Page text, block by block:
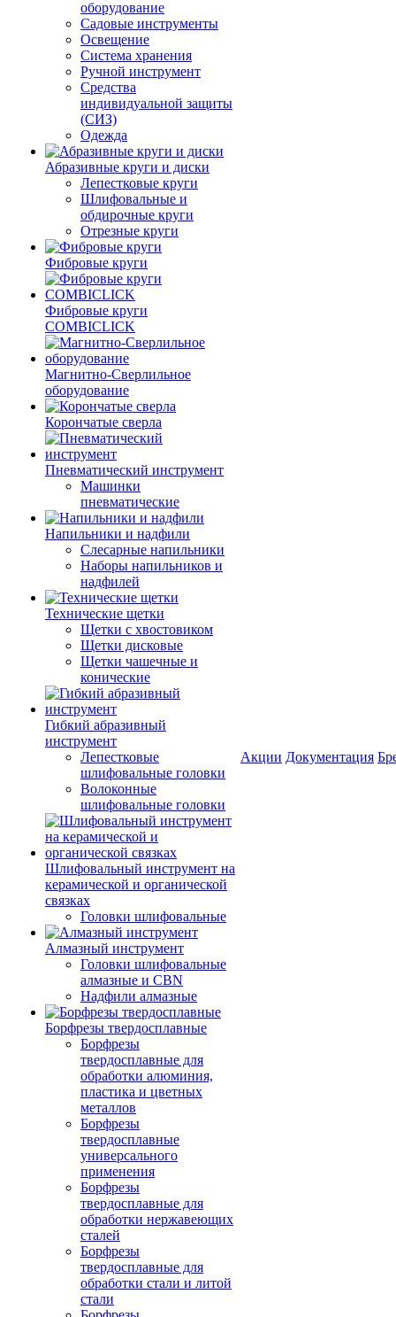
оборудование
Садовые инструменты
Освещение
Система хранения
Ручной инструмент
Средства
индивидуальной защиты
(СИЗ)
Одежда
Абразивные круги и диски
Лепестковые круги
Шлифовальные и
обдирочные круги
Отрезные круги
Фибровые круги
Фибровые круги
COMBICLICK
Магнитно-Сверлильное
оборудование
Корончатые сверла
Пневматический инструмент
Машинки
пневматические
Напильники и надфили
Слесарные напильники
Наборы напильников и
надфилей
Технические щетки
Щетки с хвостовиком
Щетки дисковые
Щетки чашечные и
конические
Гибкий абразивный
инструмент
Лепестковые
шлифовальные головки
Волоконные
шлифовальные головки
Шлифовальный инструмент на
керамической и органической
связках
Головки шлифовальные
Алмазный инструмент
Головки шлифовальные
алмазные и CBN
Надфили алмазные
Борфрезы твердосплавные
Борфрезы
твердосплавные для
обработки алюминия,
пластика и цветных
металлов
Борфрезы
твердосплавные
универсального
применения
Борфрезы
твердосплавные для
обработки нержавеющих
сталей
Борфрезы
твердосплавные для
обработки стали и литой
стали
Акции Документация